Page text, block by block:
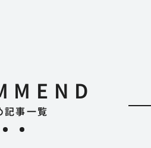
記事一覧